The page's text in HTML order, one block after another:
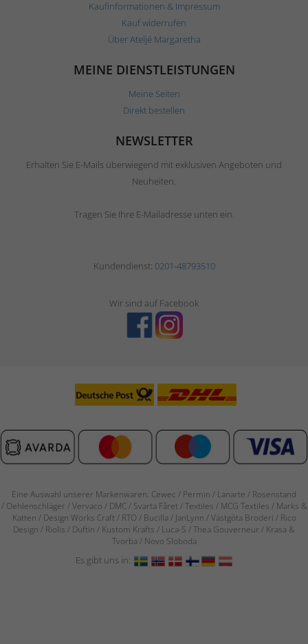
Kaufinformationen & Impressum
Kauf widerrufen
Über Ateljé Margaretha
MEINE DIENSTLEISTUNGEN
Meine Seiten
Direkt bestellen
NEWSLETTER
Erhalten Sie E-Mails überwiegend mit exklusiven Angeboten und
Neuheiten.
Tragen Sie Ihre E-Mailadresse unten ein.
Kundendienst: 0201-48793510
Wir sind auf Facebook
Eine Auswahl unserer Markenwaren: Cewec / Permin / Lanarte / Rosenstand
/ Oehlenschläger / Vervaco / DMC / Svarta Fåret / Textiles / MCG Textiles / Marks &
Katten / Design Works Craft / RTO / Bucilla / JanLynn / Västgöta Broderi / Rico
Design / Riolis / Duftin / Kustom Krafts / Luca-S / Thea Gouverneur / Krasa &
Tvorba / Novo Sloboda
Es gibt uns in: